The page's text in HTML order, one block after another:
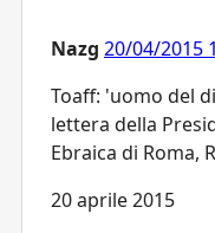
Nazg 20/04/2015
Toaff: 'uomo del
lettera della
Ebraica di Roma,
20 aprile 2015